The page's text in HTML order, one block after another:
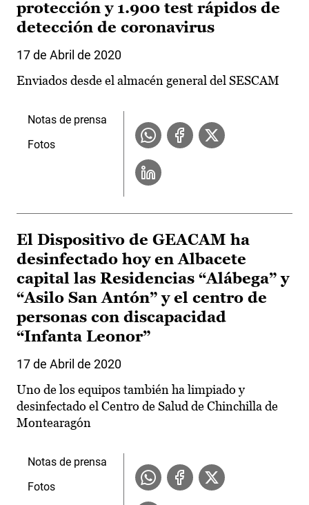
protección y 1.900 test rápidos de
detección de coronavirus
17 de Abril de 2020
Enviados desde el almacén general del SESCAM
Notas de prensa
Fotos
El Dispositivo de GEACAM ha
desinfectado hoy en Albacete
capital las Residencias “Alábega” y
“Asilo San Antón” y el centro de
personas con discapacidad
“Infanta Leonor”
17 de Abril de 2020
Uno de los equipos también ha limpiado y
desinfectado el Centro de Salud de Chinchilla de
Montearagón
Notas de prensa
Fotos